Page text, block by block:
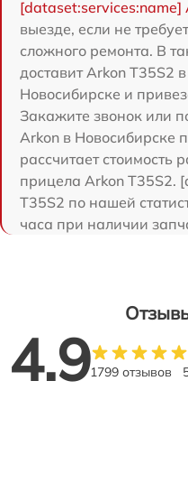
[dataset:services:name]
выезде, если не
сложного ремонта. В
доставит Arkon T35S2
Новосибирске и
Закажите звонок или
Arkon в Новосибирске
рассчитает стоимость
прицела Arkon T35S2.
T35S2 по нашей
часа при наличии
4.91799 отзывов